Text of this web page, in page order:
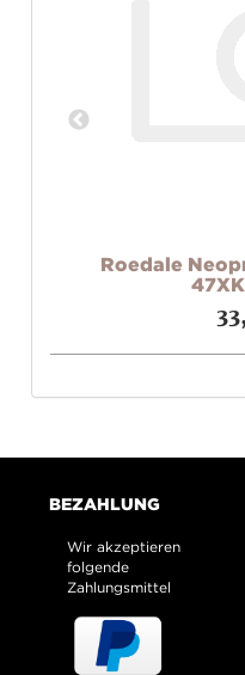
Roedale
BEZAHLUNG
Wir akzeptieren
folgende
Zahlungsmittel